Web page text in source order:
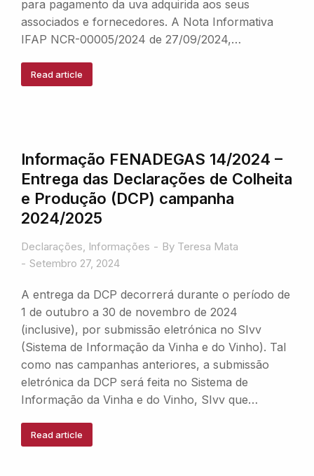
para pagamento da uva adquirida aos seus
associados e fornecedores. A Nota Informativa
IFAP NCR-00005/2024 de 27/09/2024,…
Read article
Informação FENADEGAS 14/2024 –
Entrega das Declarações de Colheita
e Produção (DCP) campanha
2024/2025
Declarações, Informações By Teresa Mata
Setembro 27, 2024
A entrega da DCP decorrerá durante o período de
1 de outubro a 30 de novembro de 2024
(inclusive), por submissão eletrónica no SIvv
(Sistema de Informação da Vinha e do Vinho). Tal
como nas campanhas anteriores, a submissão
eletrónica da DCP será feita no Sistema de
Informação da Vinha e do Vinho, SIvv que…
Read article